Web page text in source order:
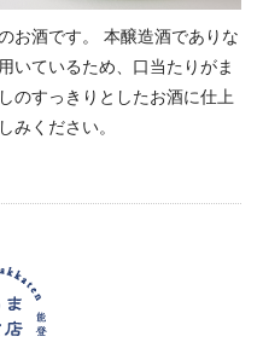
お酒です。 本醸造酒でありな
いているため、口当たりがま
のすっきりとしたお酒に仕上
みください。